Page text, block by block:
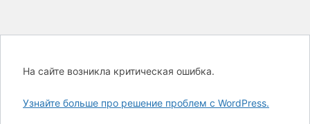
На сайте возникла критическая ошибка.
Узнайте больше про решение проблем с WordPress.